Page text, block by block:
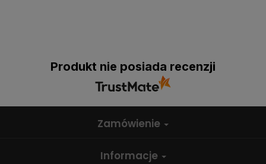
Produkt nie posiada recenzji
Zamówienie
Informacje